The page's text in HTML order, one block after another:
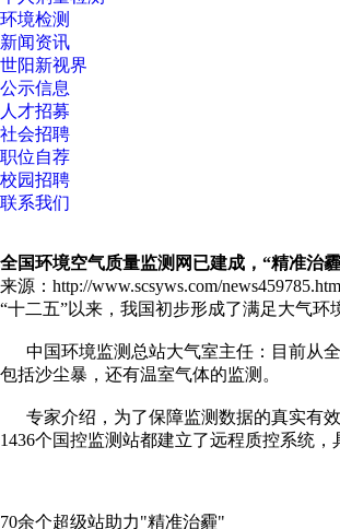
环境检测
新闻资讯
世阳新视界
公示信息
人才招募
社会招聘
职位自荐
校园招聘
联系我们
全国环境空气质量监测网已建成，“精准治
来源：http://www.scsyws.com/
“十二五”以来，我国初步形成了满足大气环
中国环境监测总站大气室主任：目前从全
包括沙尘暴，还有温室气体的监测。
专家介绍，为了保障监测数据的真实有效
1436个国控监测站都建立了远程质控系统，
70余个超级站助力"精准治霾"